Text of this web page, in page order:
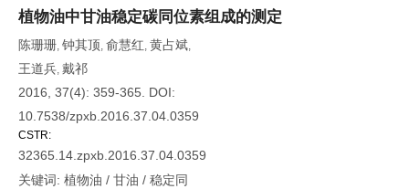
植物油中甘油稳定碳同位素组成的测定
陈珊珊, 钟其顶, 俞慧红, 黄占斌,
王道兵, 戴祁
2016, 37(4): 359-365.
DOI:
10.7538/zpxb.2016.37.04.0359
CSTR:
32365.14.zpxb.2016.37.04.0359
关键词: 植物油 / 甘油 / 稳定同